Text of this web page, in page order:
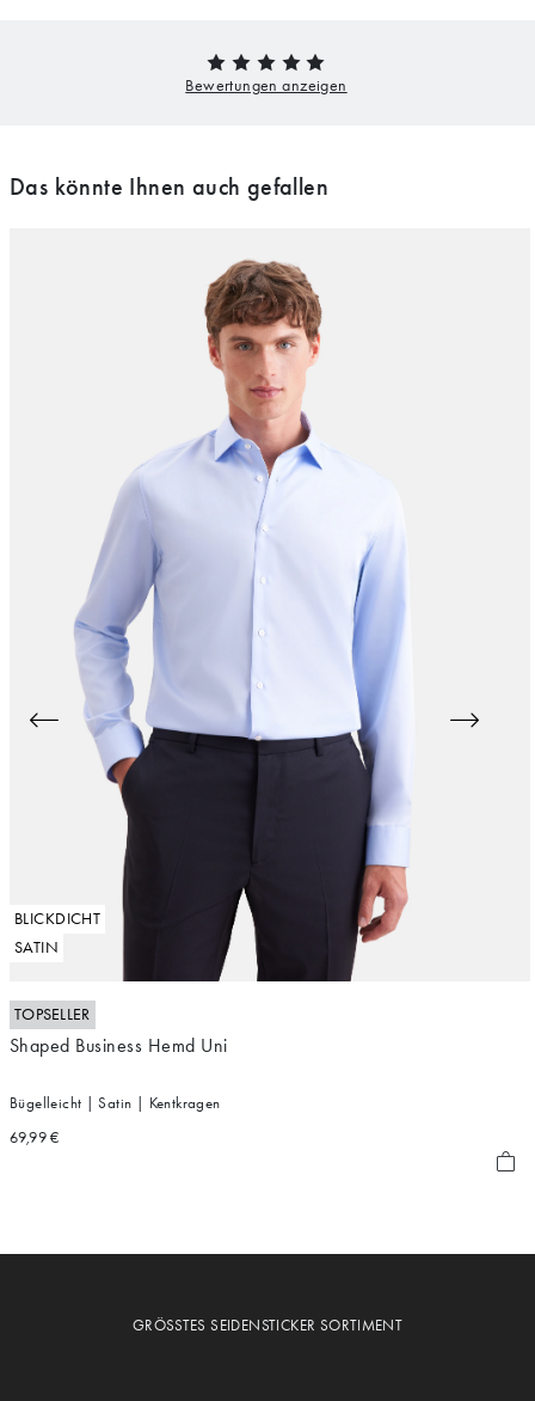
Das könnte Ihnen auch gefallen
BLICKDICHT
SATIN
TOPSELLER
Shaped Business Hemd Uni
Bügelleicht | Satin | Kentkragen
69,99 €
GRÖSSTES SEIDENSTICKER SORTIMENT